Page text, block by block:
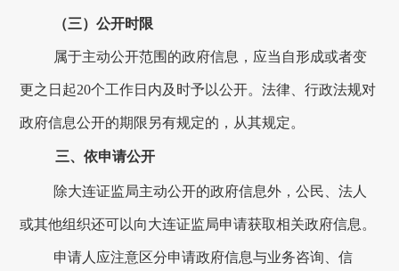
（三）公开时限
属于主动公开范围的政府信息，应当自形成或者变
更之日起20个工作日内及时予以公开。法律、行政法规对
政府信息公开的期限另有规定的，从其规定。
三、依申请公开
除大连证监局主动公开的政府信息外，公民、法人
或其他组织还可以向大连证监局申请获取相关政府信息。
申请人应注意区分申请政府信息与业务咨询、信